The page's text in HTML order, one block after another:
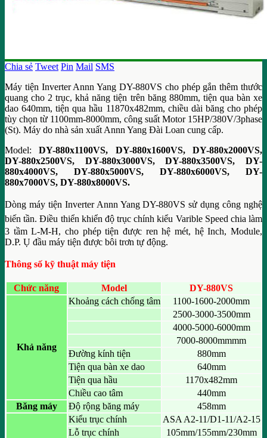
Chia sẻ Tweet Pin Mail SMS
Máy tiện Inverter Annn Yang DY-880VS cho phép gắn thêm thước
quang cho 2 trục, khả năng tiện trên băng 880mm, tiện qua bàn xe
dao 640mm, tiện qua hầu 11870x482mm, chiều dài băng cho phép
tùy chọn từ 1100mm-8000mm, công suất Motor 15HP/380V/3phase
(St). Máy do nhà sản xuất Annn Yang Đài Loan cung cấp.
Model:DY-880x1100VS, DY-880x1600VS, DY-880x2000VS,
DY-880x2500VS, DY-880x3000VS, DY-880x3500VS,DY-
880x4000VS, DY-880x5000VS, DY-880x6000VS,
DY-
880x7000VS, DY-880x8000VS.
Dòng máy tiện Inverter Annn Yang DY-880VS sử dụng công nghệ
biến tần. Điều thiển khiển độ trục chính kiểu Varible Speed chia làm
3 tầm L-M-H, cho phép tiện được ren hệ mét, hệ Inch, Module,
D.P. Ụ đầu máy tiện được bôi trơn tự động.
Thông số kỹ thuật máy tiện
Chức năng Model DY-880VS
Khả năng
Khoảng cách chống tâm
1100-1600-2000mm
2500-3000-3500mm
4000-5000-6000mm
7000-8000mmmm
Đường kính tiện
880mm
Tiện qua bàn xe dao
640mm
Tiện qua hầu
1170x482mm
Chiều cao tâm
440mm
Băng máy
Độ rộng băng máy 458mm
Kiểu trục chính
ASA A2-11/D1-11/A2-15
Lỗ trục chính
105mm/155mm/230mm